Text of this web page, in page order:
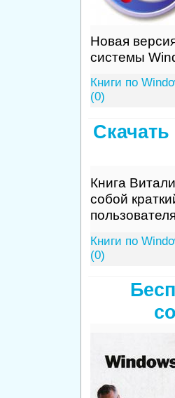
Новая
системы
Книги по
(0)
Книга
собой
Книги по
(0)